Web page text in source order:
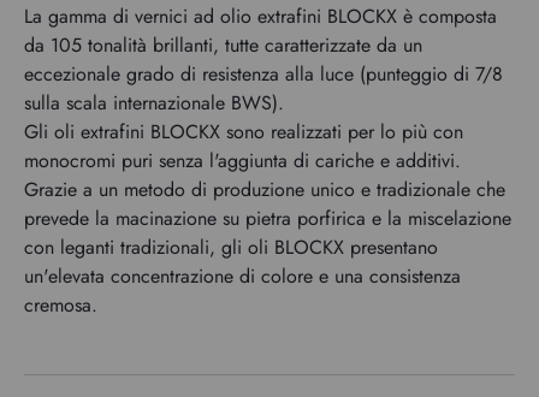
La gamma di vernici ad olio extrafini BLOCKX è composta
da 105 tonalità brillanti, tutte caratterizzate da un
eccezionale grado di resistenza alla luce (punteggio di 7/8
sulla scala internazionale BWS).
Gli oli extrafini BLOCKX sono realizzati per lo più con
monocromi puri senza l'aggiunta di cariche e additivi.
Grazie a un metodo di produzione unico e tradizionale che
prevede la macinazione su pietra porfirica e la miscelazione
con leganti tradizionali, gli oli BLOCKX presentano
un'elevata concentrazione di colore e una consistenza
cremosa.